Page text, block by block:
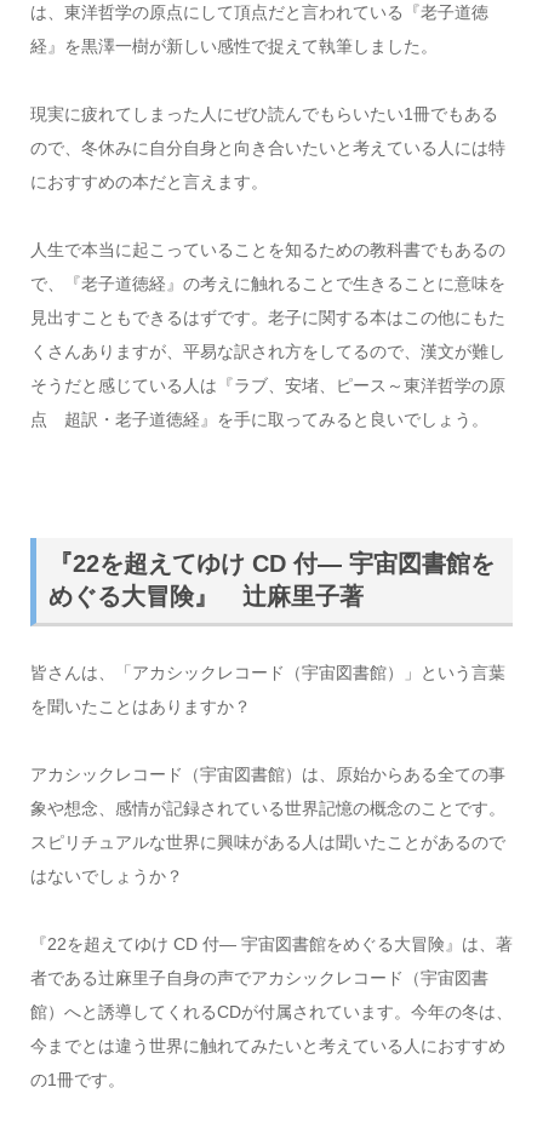
は、東洋哲学の原点にして頂点だと言われている『老子道徳
経』を黒澤一樹が新しい感性で捉えて執筆しました。
現実に疲れてしまった人にぜひ読んでもらいたい1冊でもある
ので、冬休みに自分自身と向き合いたいと考えている人には特
におすすめの本だと言えます。
人生で本当に起こっていることを知るための教科書でもあるの
で、『老子道徳経』の考えに触れることで生きることに意味を
見出すこともできるはずです。老子に関する本はこの他にもた
くさんありますが、平易な訳され方をしてるので、漢文が難し
そうだと感じている人は『ラブ、安堵、ピース～東洋哲学の原
点 超訳・老子道徳経』を手に取ってみると良いでしょう。
『22を超えてゆけ CD 付― 宇宙図書館を
めぐる大冒険』 辻麻里子著
皆さんは、「アカシックレコード（宇宙図書館）」という言葉
を聞いたことはありますか？
アカシックレコード（宇宙図書館）は、原始からある全ての事
象や想念、感情が記録されている世界記憶の概念のことです。
スピリチュアルな世界に興味がある人は聞いたことがあるので
はないでしょうか？
『22を超えてゆけ CD 付― 宇宙図書館をめぐる大冒険』は、著
者である辻麻里子自身の声でアカシックレコード（宇宙図書
館）へと誘導してくれるCDが付属されています。今年の冬は、
今までとは違う世界に触れてみたいと考えている人におすすめ
の1冊です。